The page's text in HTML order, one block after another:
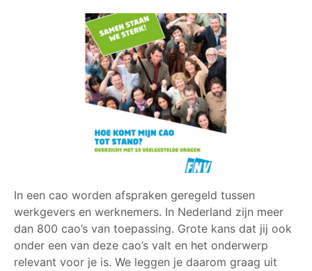
In een cao worden afspraken geregeld tussen
werkgevers en werknemers. In Nederland zijn meer
dan 800 cao’s van toepassing. Grote kans dat jij ook
onder een van deze cao’s valt en het onderwerp
relevant voor je is. We leggen je daarom graag uit